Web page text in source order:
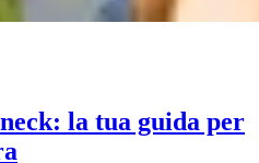
la tua guida per